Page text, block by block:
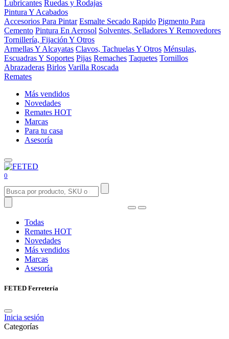
Lubricantes Ruedas y Rodajas
Pintura Y Acabados
Accesorios Para Pintar Esmalte Secado Rapido Pigmento Para
Cemento Pintura En Aerosol Solventes, Selladores Y Removedores
Tornillería, Fijación Y Otros
Armellas Y Alcayatas Clavos, Tachuelas Y Otros Ménsulas,
Escuadras Y Soportes Pijas Remaches Taquetes Tornillos
Abrazaderas Birlos Varilla Roscada
Remates
Más vendidos
Novedades
Remates HOT
Marcas
Para tu casa
Asesoría
0
Todas
Remates HOT
Novedades
Más vendidos
Marcas
Asesoría
FETED Ferretería
Inicia sesión
Categorías